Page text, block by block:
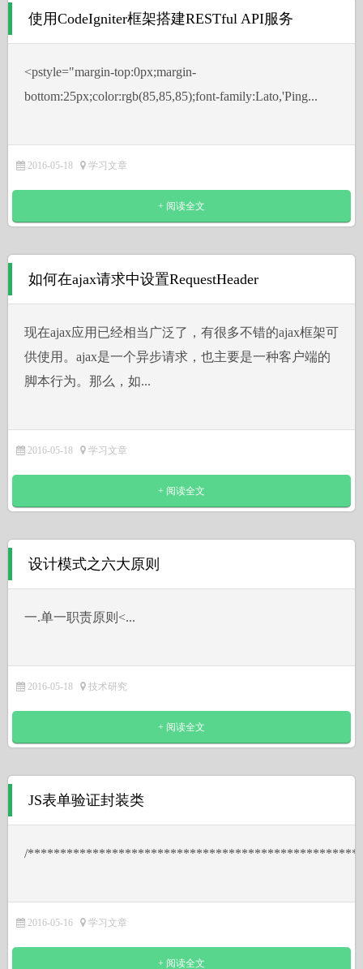
使用CodeIgniter框架搭建RESTful API服务
˂pstyle="margin-top:0px;margin-
bottom:25px;color:rgb(85,85,85);font-family:Lato,'Ping...
2016-05-18 学习文章
+ 阅读全文
如何在ajax请求中设置RequestHeader
现在ajax应用已经相当广泛了，有很多不错的ajax框架可
供使用。ajax是一个异步请求，也主要是一种客户端的
脚本行为。那么，如...
2016-05-18 学习文章
+ 阅读全文
设计模式之六大原则
一.单一职责原则˂...
2016-05-18 技术研究
+ 阅读全文
JS表单验证封装类
/
2016-05-16 学习文章
+ 阅读全文